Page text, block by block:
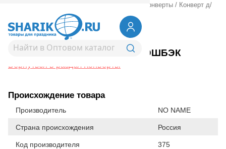
Конверты / Конверт д/
1509-1029Конверт д/денег КЭШБЭК
Вернуться в раздел Конверты
Происхождение товара
Производитель NO NAME
Страна происхождения Россия
Код производителя 375